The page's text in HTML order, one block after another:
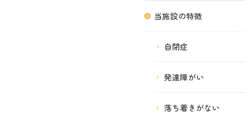
当施設の特徴
自閉症
発達障がい
落ち着きがない